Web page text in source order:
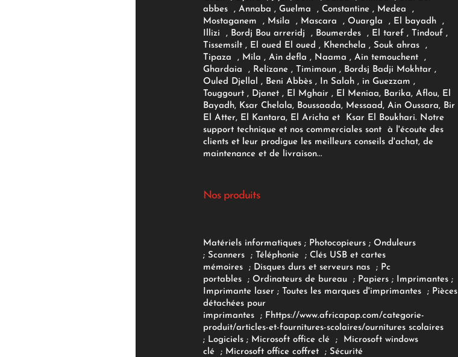
abbes , Annaba , Guelma , Constantine , Medea ,
Mostaganem , Msila , Mascara , Ouargla , El bayadh ,
Illizi , Bordj Bou arreridj , Boumerdes , El taref , Tindouf ,
Tissemsilt , El oued El oued , Khenchela , Souk ahras ,
Tipaza , Mila , Ain defla , Naama , Ain temouchent ,
Ghardaia , Relizane , Timimoun , Bordsj Badji Mokhtar ,
Ouled Djellal , Beni Abbès , In Salah , in Guezzam ,
Touggourt , Djanet , El Mghair , El Meniaa, Barika, Aflou, El
Bayadh, Ksar Chelala, Boussaada, Messaad, Ain Oussara, Bir
El Atter, El Kantara, El Aricha et Ksar El Boukhari. Notre
support technique et nos commerciales sont à l'écoute des
clients et leur prodigue les meilleurs conseils d'achat, de
maintenance et de livraison...
Nos produits
Matériels informatiques; Photocopieurs; Onduleurs
; Scanners ; Téléphonie ; Clés USB et cartes
mémoires
; Disques durs et serveurs nas ; Pc
portables
; Ordinateurs de bureau ; Papiers; Imprimantes;
Imprimante laser; Toutes les marques d'imprimantes ; Pièces
détachées pour
imprimantes
; F https://www.africapap.com/categorie-
produit/articles-et-fournitures-scolaires/ournitures scolaires
; Logiciels ; Microsoft office clé ;
Microsoft windows
clé; Microsoft office coffret ; Sécurité